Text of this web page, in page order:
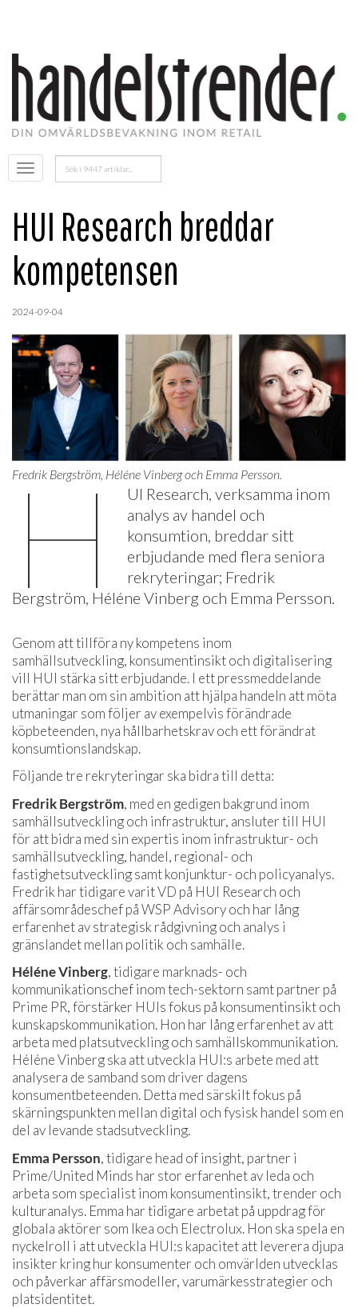
Öppna
menyn
Sök
efter:
HUI Research breddar
kompetensen
2024-09-04
Fredrik Bergström, Héléne Vinberg och Emma Persson.
H
UI Research, verksamma inom
analys av handel och
konsumtion, breddar sitt
erbjudande med flera seniora
rekryteringar; Fredrik
Bergström, Héléne Vinberg och Emma Persson.
Genom att tillföra ny kompetens inom
samhällsutveckling, konsumentinsikt och digitalisering
vill HUI stärka sitt erbjudande. I ett pressmeddelande
berättar man om sin ambition att hjälpa handeln att möta
utmaningar som följer av exempelvis förändrade
köpbeteenden, nya hållbarhetskrav och ett förändrat
konsumtionslandskap.
Följande tre rekryteringar ska bidra till detta:
Fredrik Bergström, med en gedigen bakgrund inom
samhällsutveckling och infrastruktur, ansluter till HUI
för att bidra med sin expertis inom infrastruktur- och
samhällsutveckling, handel, regional- och
fastighetsutveckling samt konjunktur- och policyanalys.
Fredrik har tidigare varit VD på HUI Research och
affärsområdeschef på WSP Advisory och har lång
erfarenhet av strategisk rådgivning och analys i
gränslandet mellan politik och samhälle.
Héléne Vinberg, tidigare marknads- och
kommunikationschef inom tech-sektorn samt partner på
Prime PR, förstärker HUIs fokus på konsumentinsikt och
kunskapskommunikation. Hon har lång erfarenhet av att
arbeta med platsutveckling och samhällskommunikation.
Héléne Vinberg ska att utveckla HUI:s arbete med att
analysera de samband som driver dagens
konsumentbeteenden. Detta med särskilt fokus på
skärningspunkten mellan digital och fysisk handel som en
del av levande stadsutveckling.
Emma Persson, tidigare head of insight, partner i
Prime/United Minds har stor erfarenhet av leda och
arbeta som specialist inom konsumentinsikt, trender och
kulturanalys. Emma har tidigare arbetat på uppdrag för
globala aktörer som Ikea och Electrolux. Hon ska spela en
nyckelroll i att utveckla HUI:s kapacitet att leverera djupa
insikter kring hur konsumenter och omvärlden utvecklas
och påverkar affärsmodeller, varumärkesstrategier och
platsidentitet.